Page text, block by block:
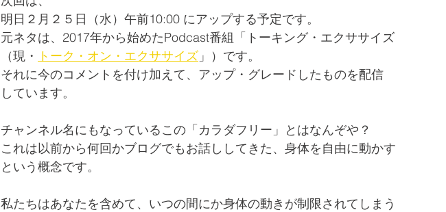
明日２月２５日（水）午前10:00 にアップする予定です。
元ネタは、2017年から始めたPodcast番組「トーキング・エクササイズ
（現・ トーク・オン・エクササイズ 」）です。
それに今のコメントを付け加えて、アップ・グレードしたものを配信
しています。
チャンネル名にもなっているこの「カラダフリー」とはなんぞや？
これは以前から何回かブログでもお話ししてきた、身体を自由に動かす
という概念です。
私たちはあなたを含めて、いつの間にか身体の動きが制限されてしまう